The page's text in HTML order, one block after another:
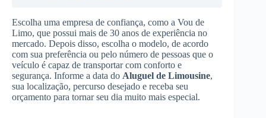
Escolha uma empresa de confiança, como a Vou de
Limo, que possui mais de 30 anos de experiência no
mercado. Depois disso, escolha o modelo, de acordo
com sua preferência ou pelo número de pessoas que o
veículo é capaz de transportar com conforto e
segurança. Informe a data do Aluguel de Limousine,
sua localização, percurso desejado e receba seu
orçamento para tornar seu dia muito mais especial.